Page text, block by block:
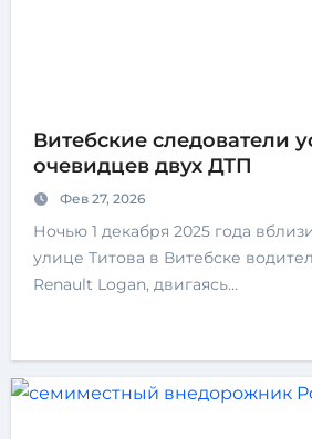
Витебские следователи
очевидцев двух ДТП
Фев 27, 2026
Ночью 1 декабря 2025 года вблизи дома 151 по
улице Титова в Витебске
Renault Logan, двигаясь…